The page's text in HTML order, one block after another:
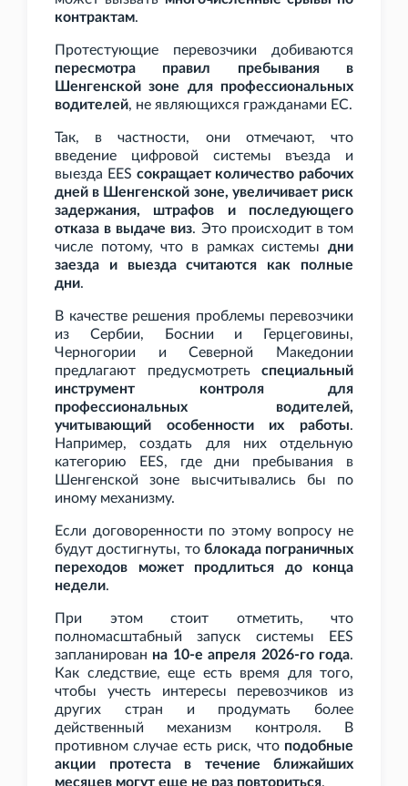
контрактам.
Протестующие перевозчики добиваются
пересмотра правил пребывания в
Шенгенской зоне для профессиональных
водителей, не являющихся гражданами ЕС.
Так, в частности, они отмечают, что
введение цифровой системы въезда и
выезда EES сокращает количество рабочих
дней в Шенгенской зоне, увеличивает риск
задержания, штрафов и последующего
отказа в выдаче виз. Это происходит в том
числе потому, что в рамках системы дни
заезда и выезда считаются как полные
дни.
В качестве решения проблемы перевозчики
из Сербии, Боснии и Герцеговины,
Черногории и Северной Македонии
предлагают предусмотреть специальный
инструмент контроля для
профессиональных водителей,
учитывающий особенности их работы.
Например, создать для них отдельную
категорию EES, где дни пребывания в
Шенгенской зоне высчитывались бы по
иному механизму.
Если договоренности по этому вопросу не
будут достигнуты, то блокада пограничных
переходов может продлиться до конца
недели.
При этом стоит отметить, что
полномасштабный запуск системы EES
запланирован на 10-е апреля 2026-го года.
Как следствие, еще есть время для того,
чтобы учесть интересы перевозчиков из
других стран и продумать более
действенный механизм контроля. В
противном случае есть риск, что подобные
акции протеста в течение ближайших
месяцев могут еще не раз повториться.